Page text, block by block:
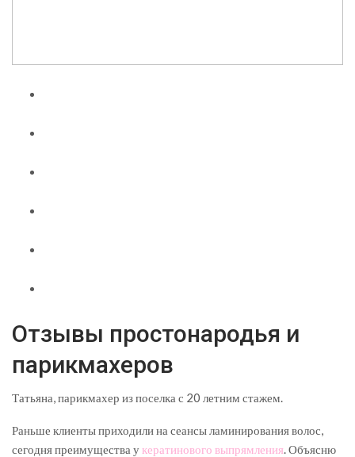
Отзывы простонародья и
парикмахеров
Татьяна, парикмахер из поселка с 20 летним стажем.
Раньше клиенты приходили на сеансы ламинирования волос,
сегодня преимущества укератинового выпрямления. Объясню